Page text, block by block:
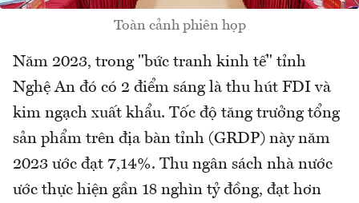
Toàn cảnh phiên họp
Năm 2023, trong "bức tranh kinh tế" tỉnh
Nghệ An đó có 2 điểm sáng là thu hút FDI và
kim ngạch xuất khẩu. Tốc độ tăng trưởng tổng
sản phẩm trên địa bàn tỉnh (GRDP) này năm
2023 ước đạt 7,14%. Thu ngân sách nhà nước
ước thực hiện gần 18 nghìn tỷ đồng, đạt hơn